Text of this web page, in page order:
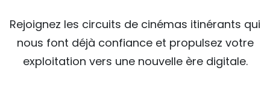
Rejoignez les circuits de cinémas itinérants qui
nous font déjà confiance et propulsez votre
exploitation vers une nouvelle ère digitale.